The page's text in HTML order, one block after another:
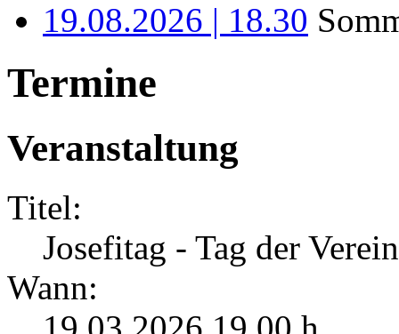
19.08.2026 | 18.30
Termine
Veranstaltung
Titel:
Josefitag - Tag der
Wann: